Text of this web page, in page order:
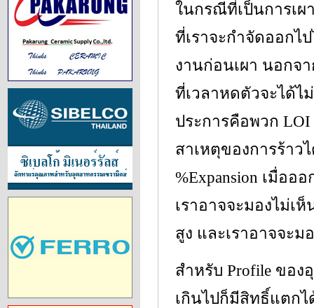
ในกรณีที่เป็นการเผ
ที่เราจะกำจัดออกไ
งานก่อนเผา นอกจา
ที่เวลาหดตัวจะได้ไ
ประการคือพวก
สาเหตุของการร้าว
%Expansion เมื่อ
เราอาจจะมองไม่เ
สูง และเราอาจจะม
สำหรับ Profile ของ
เกินไปก็มีสิทธิ์แตกไ